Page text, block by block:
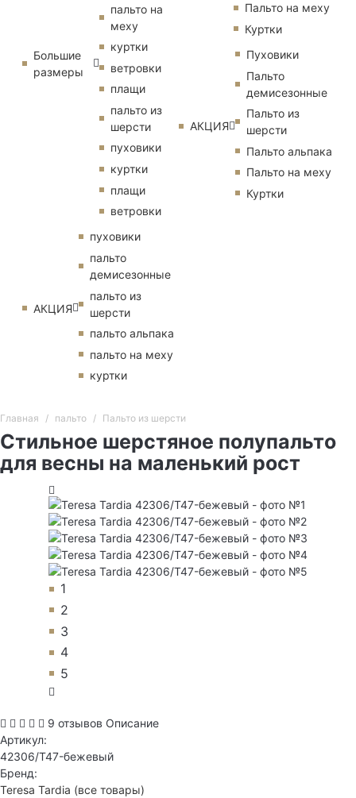
Большие
размеры
пальто на
меху
куртки
ветровки
плащи
пальто из
шерсти
пуховики
куртки
плащи
ветровки
АКЦИЯ
пуховики
пальто
демисезонные
пальто из
шерсти
пальто альпака
пальто на меху
куртки
Пальто на меху
Куртки
АКЦИЯ
Пуховики
Пальто
демисезонные
Пальто из
шерсти
Пальто альпака
Пальто на меху
Куртки
Главная пальто Пальто из шерсти
Стильное шерстяное полупальто
для весны на маленький рост
1
2
3
4
5
9 отзывов Описание
Артикул:
42306/T47-бежевый
Бренд:
Teresa Tardia (все товары)